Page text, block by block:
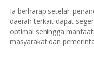
Ia berharap setelah
daerah terkait dapat
optimal sehingga
masyarakat dan